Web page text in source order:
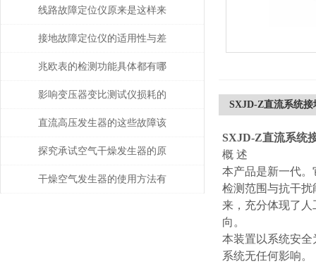
接地故障定位仪的性能
线路故障定位仪原来是这样来
定位的
接地故障定位仪的适用性与差
异分析
兆欧表的检测功能具体都有哪
些？
影响变压器变比测试仪损耗的
主要因素是什么？
直流高压发生器的这些故障该
如何检查与处理
探究承试空气干燥发生器的原
理与应用
干燥空气发生器的使用方法有
SXJD-Z直流系统
SXJD-Z直流系统
概 述
本产品是新一代
检测范围与抗干
来，充分体现了
向。
本装置以系统安
系统无任何影响。